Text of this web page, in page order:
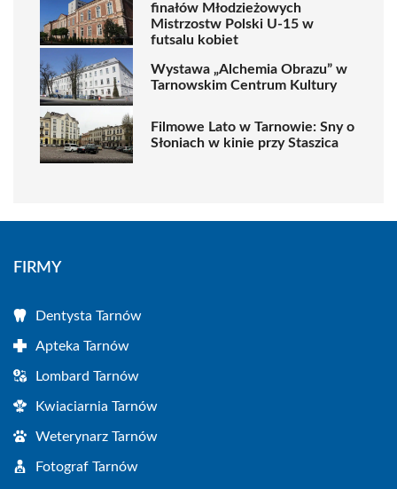
finałów Młodzieżowych
Mistrzostw Polski U-15 w
futsalu kobiet
Wystawa „Alchemia Obrazu” w
Tarnowskim Centrum Kultury
Filmowe Lato w Tarnowie: Sny o
Słoniach w kinie przy Staszica
FIRMY
Dentysta Tarnów
Apteka Tarnów
Lombard Tarnów
Kwiaciarnia Tarnów
Weterynarz Tarnów
Fotograf Tarnów